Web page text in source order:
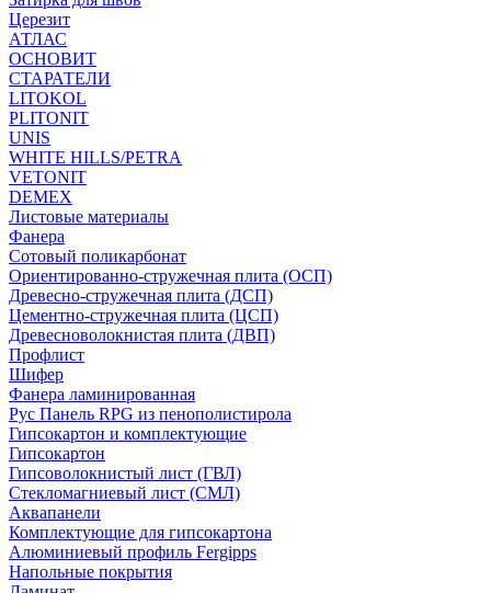
Церезит
АТЛАС
ОСНОВИТ
СТАРАТЕЛИ
LITOKOL
PLITONIT
UNIS
WHITE HILLS/PETRA
VETONIT
DEMEX
Листовые материалы
Фанера
Сотовый поликарбонат
Ориентированно-стружечная плита (ОСП)
Древесно-стружечная плита (ДСП)
Цементно-стружечная плита (ЦСП)
Древесноволокнистая плита (ДВП)
Профлист
Шифер
Фанера ламинированная
Рус Панель RPG из пенополистирола
Гипсокартон и комплектующие
Гипсокартон
Гипсоволокнистый лист (ГВЛ)
Стекломагниевый лист (СМЛ)
Аквапанели
Комплектующие для гипсокартона
Алюминиевый профиль Fergipps
Напольные покрытия